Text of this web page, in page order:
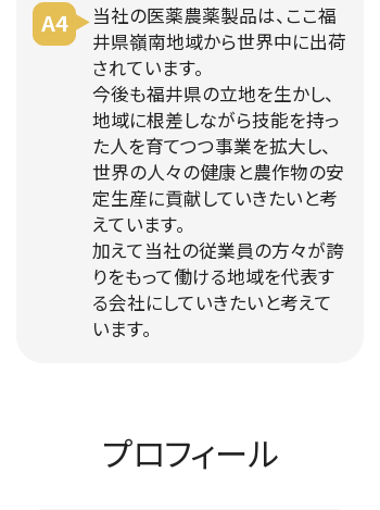
A4
当社の医薬農薬製品は、ここ福
井県嶺南地域から世界中に出荷
されています。
今後も福井県の立地を生かし、
地域に根差しながら技能を持っ
た人を育てつつ事業を拡大し、
世界の人々の健康と農作物の安
定生産に貢献していきたいと考
えています。
加えて当社の従業員の方々が誇
りをもって働ける地域を代表す
る会社にしていきたいと考えて
います。
プロフィール